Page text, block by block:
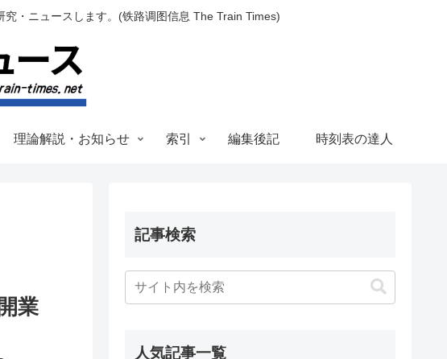
・ニュースします。(铁路调图信息 The Train Times)
理論解説・お知らせ 索引 編集後記 時刻表の達人
業
記事検索
人気記事一覧